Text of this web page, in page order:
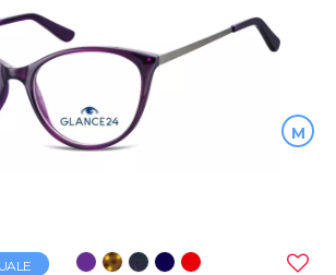
M